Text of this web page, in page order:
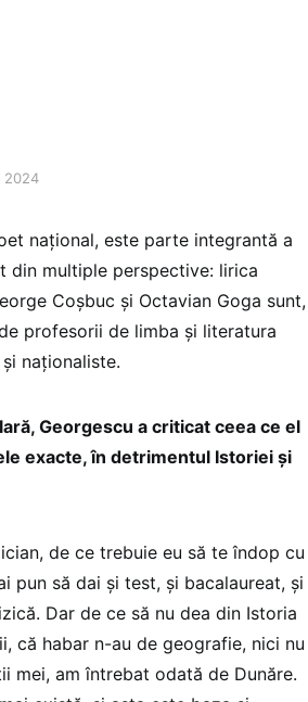
2024
național, este parte integrantă a
din multiple perspective: lirica
Coșbuc și Octavian Goga sunt,
profesorii de limba și literatura
naționaliste.
Georgescu a criticat ceea ce el
exacte, în detrimentul Istoriei și
de ce trebuie eu să te îndop cu
pun să dai și test, și bacalaureat, și
Dar de ce să nu dea din Istoria
că habar n-au de geografie, nici nu
mei, am întrebat odată de Dunăre.